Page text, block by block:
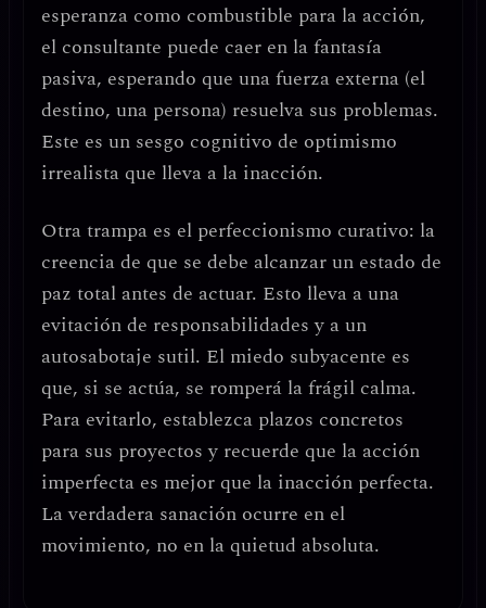
esperanza como combustible para la acción,
el consultante puede caer en lafantasía
pasiva, esperando que una fuerza externa (el
destino, una persona) resuelva sus problemas.
Este es un sesgo cognitivo de optimismo
irrealista que lleva a la inacción.
Otra trampa es el perfeccionismo curativo: la
creencia de que se debe alcanzar un estado de
paz total antes de actuar. Esto lleva a una
evitación de responsabilidadesy a un
autosabotaje sutil. El miedo subyacente es
que, si se actúa, se romperá la frágil calma.
Para evitarlo, establezca plazos concretos
para sus proyectosy recuerde que la acción
imperfecta es mejor que la inacción perfecta.
La verdadera sanación ocurre en el
movimiento, no en la quietud absoluta.